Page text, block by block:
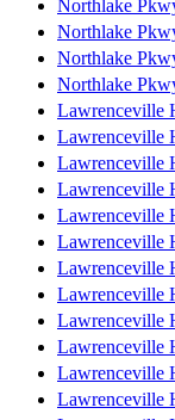
Northlake
Northlake
Northlake
Northlake
Lawrenceville
Lawrenceville
Lawrenceville
Lawrenceville
Lawrenceville
Lawrenceville
Lawrenceville
Lawrenceville
Lawrenceville
Lawrenceville
Lawrenceville
Lawrenceville